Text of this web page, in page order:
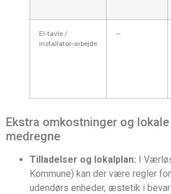
El‑tavle /
installatør‑arbejde
—
Ekstra omkostninger og
medregne
Tilladelser og lokalplan: I
Kommune) kan der være regler
udendørs enheder, æstetik i